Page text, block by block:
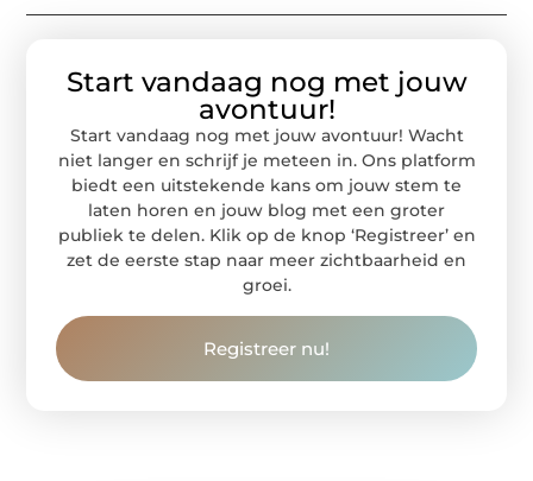
Start vandaag nog met jouw
avontuur!
Start vandaag nog met jouw avontuur! Wacht
niet langer en schrijf je meteen in. Ons platform
biedt een uitstekende kans om jouw stem te
laten horen en jouw blog met een groter
publiek te delen. Klik op de knop ‘Registreer’ en
zet de eerste stap naar meer zichtbaarheid en
groei.
Registreer nu!